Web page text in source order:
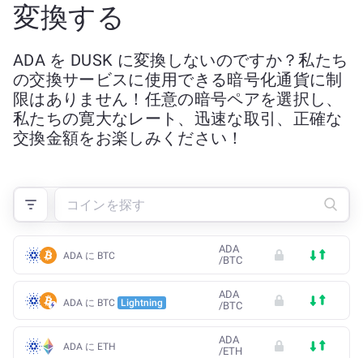
変換する
ADA を DUSK に変換しないのですか？私たち
の交換サービスに使用できる暗号化通貨に制
限はありません！任意の暗号ペアを選択し、
私たちの寛大なレート、迅速な取引、正確な
交換金額をお楽しみください！
ADA に BTC
ADA
/BTC
ADA に BTC Lightning
ADA
/BTC
ADA に ETH
ADA
/ETH